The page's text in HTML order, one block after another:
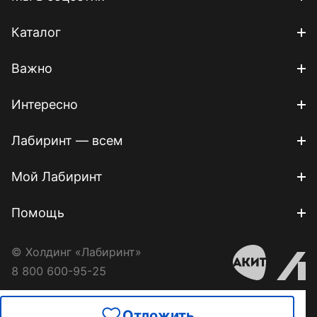
Каталог
Важно
Интересно
Лабиринт — всем
Мой Лабиринт
Помощь
© Холдинг «Лабиринт»
8 800 600-95-25